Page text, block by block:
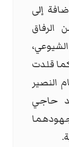
إلى
الرفاق
قلدت
النصير
حاجي